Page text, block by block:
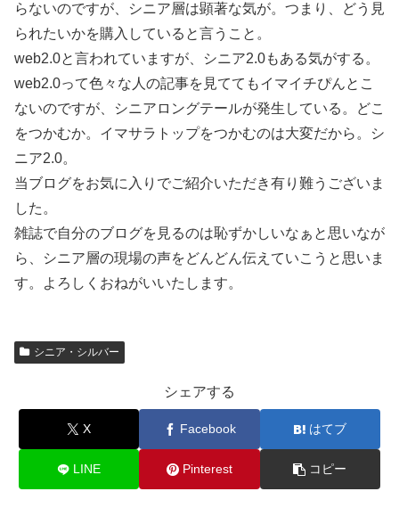
らないのですが、シニア層は顕著な気が。つまり、どう見
られたいかを購入していると言うこと。
web2.0と言われていますが、シニア2.0もある気がする。
web2.0って色々な人の記事を見ててもイマイチぴんとこ
ないのですが、シニアロングテールが発生している。どこ
をつかむか。イマサラトップをつかむのは大変だから。シ
ニア2.0。
当ブログをお気に入りでご紹介いただき有り難うございま
した。
雑誌で自分のブログを見るのは恥ずかしいなぁと思いなが
ら、シニア層の現場の声をどんどん伝えていこうと思いま
す。よろしくおねがいいたします。
シニア・シルバー
シェアする
X Facebook はてブ
LINE Pinterest コピー